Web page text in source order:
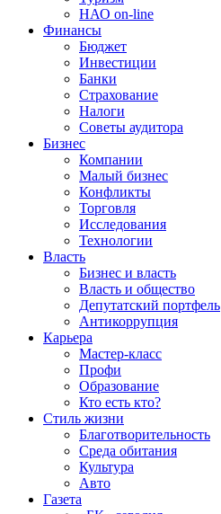
НАО on-line
Финансы
Бюджет
Инвестиции
Банки
Страхование
Налоги
Советы аудитора
Бизнес
Компании
Малый бизнес
Конфликты
Торговля
Исследования
Технологии
Власть
Бизнес и власть
Власть и общество
Депутатский портфель
Антикоррупция
Карьера
Мастер-класс
Профи
Образование
Кто есть кто?
Стиль жизни
Благотворительность
Среда обитания
Культура
Авто
Газета